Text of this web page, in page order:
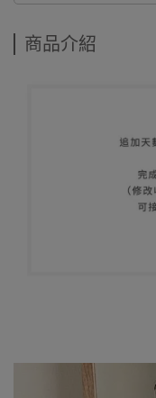
商品介紹